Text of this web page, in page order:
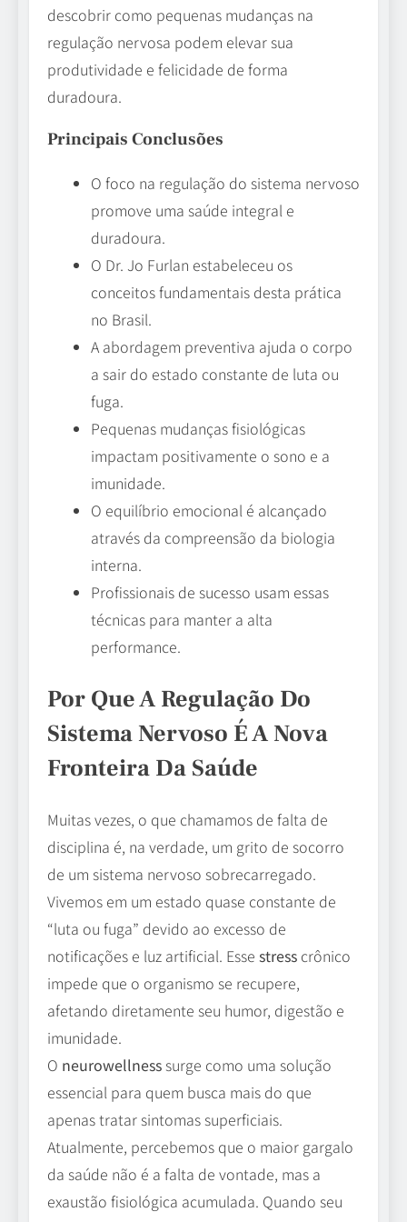
descobrir como pequenas mudanças na
regulação nervosa podem elevar sua
produtividade e felicidade de forma
duradoura.
Principais Conclusões
O foco na regulação do sistema nervoso
promove uma saúde integral e
duradoura.
O Dr. Jo Furlan estabeleceu os
conceitos fundamentais desta prática
no Brasil.
A abordagem preventiva ajuda o corpo
a sair do estado constante de luta ou
fuga.
Pequenas mudanças fisiológicas
impactam positivamente o sono e a
imunidade.
O equilíbrio emocional é alcançado
através da compreensão da biologia
interna.
Profissionais de sucesso usam essas
técnicas para manter a alta
performance.
Por Que A Regulação Do
Sistema Nervoso É A Nova
Fronteira Da Saúde
Muitas vezes, o que chamamos de falta de
disciplina é, na verdade, um grito de socorro
de um sistema nervoso sobrecarregado.
Vivemos em um estado quase constante de
“luta ou fuga” devido ao excesso de
notificações e luz artificial. Esse stress crônico
impede que o organismo se recupere,
afetando diretamente seu humor, digestão e
imunidade.
O neurowellness surge como uma solução
essencial para quem busca mais do que
apenas tratar sintomas superficiais.
Atualmente, percebemos que o maior gargalo
da saúde não é a falta de vontade, mas a
exaustão fisiológica acumulada. Quando seu